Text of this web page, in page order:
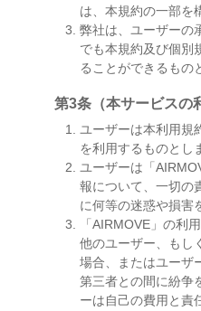
は、本規約の一部を
弊社は、ユーザーの
でも本規約及び個別
ることができるもの
第3条（本サービスの
ユーザーは本利用規
を利用するものとし
ユーザーは「
報について、一切の
に何等の迷惑や損害
「AIRMOVE」の利
他のユーザー、もし
場合、またはユーザ
第三者との間に紛争
ーは自己の費用と責